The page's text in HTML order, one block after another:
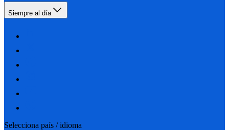
Siempre al día
Selecciona país / idioma